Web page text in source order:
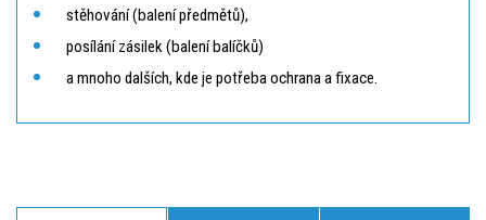
stěhování (balení předmětů),
posílání zásilek (balení balíčků)
a mnoho dalších, kde je potřeba ochrana a fixace.